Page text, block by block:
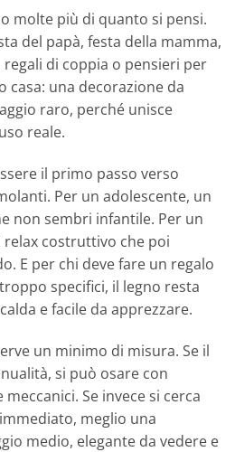
molte più di quanto si pensi.
del papà, festa della mamma,
di coppia o pensieri per
casa: una decorazione da
raro, perché unisce
reale.
il primo passo verso
Per un adolescente, un
non sembri infantile. Per un
costruttivo che poi
E per chi deve fare un regalo
specifici, il legno resta
e facile da apprezzare.
un minimo di misura. Se il
si può osare con
Se invece si cerca
meglio una
medio, elegante da vedere e